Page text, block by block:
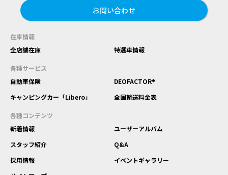
お問い合わせ
在庫情報
全店舗在庫
特選車情報
各種サービス
自動車保険
DEOFACTOR®
キャンピングカー「Libero」
全国輸送料金表
各種コンテンツ
新着情報
ユーザーアルバム
スタッフ紹介
Q&A
採用情報
イベントギャラリー